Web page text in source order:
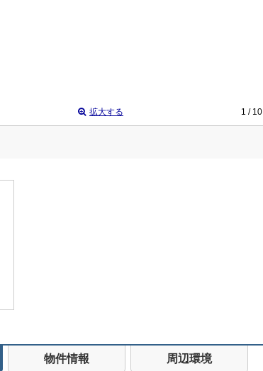
拡大する 1 / 10
物件情報 周辺環境